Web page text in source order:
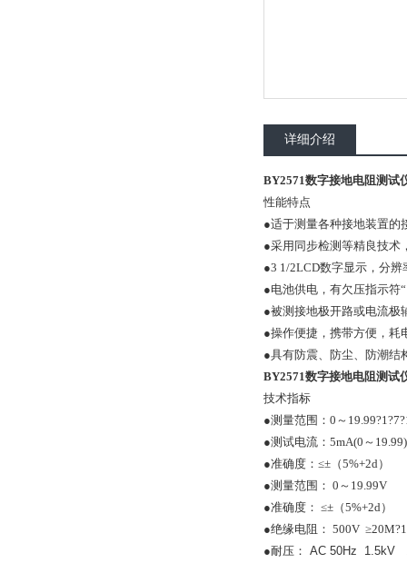
详细介绍
BY2571数字接地电阻测试
性能特点
●适于测量各种接地装置的
●采用同步检测等精良技术
●3 1/2LCD数字显示，分
●电池供电，有欠压指示符
●被测接地极开路或电流极
●操作便捷，携带方便，耗
●具有防震、防尘、防潮结
BY2571数字接地电阻测试
技术指标
●测量范围：0～
●测试电流：5mA(0～
●准确度：≤±（5%+2d）
●测量范围： 0～19.99V
●准确度： ≤±（5%+2d）
●绝缘电阻： 500V
●耐压： AC 50Hz 1.5kV